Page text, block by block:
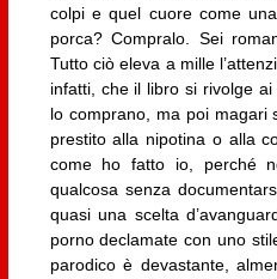
colpi e quel cuore come
porca? Compralo. Sei
Tutto ciò eleva a mille
infatti, che il libro si rivolge
lo comprano, ma poi magari
prestito alla nipotina o alla
come ho fatto io, perché
qualcosa senza
quasi una scelta
porno declamate con uno
parodico è devastante,